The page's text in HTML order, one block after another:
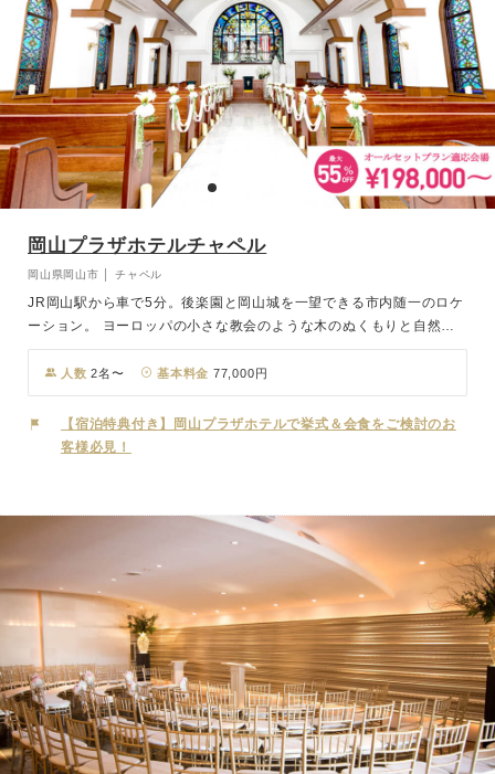
岡山プラザホテルチャペル
岡山県岡山市 │ チャペル
JR岡山駅から車で5分。後楽園と岡山城を一望できる市内随一のロケ
ーション。 ヨーロッパの小さな教会のような木のぬくもりと自然の
光に満ちた神聖なチャペルは独立型となっており、館内からバリアフ
リーでつながっているので、ご年配のゲストの方にも安心してお進み
いただけます。ステンドグラスのきらめきが洗練度を高め、映画のよ
うな感動のワンシーンを演出します。 ホテル最上階にあるレストラ
ン「Bella Vista」は一面の窓から自然光が差し込み、会場内はとて
16の多彩なバンケットホールで、上質なサービス、お料理を提供
し、美しき情景と共にお迎えいたします。
人数 2名〜 基本料金 77,000円
【宿泊特典付き】岡山プラザホテルで挙式＆会食をご検討のお
客様必見！